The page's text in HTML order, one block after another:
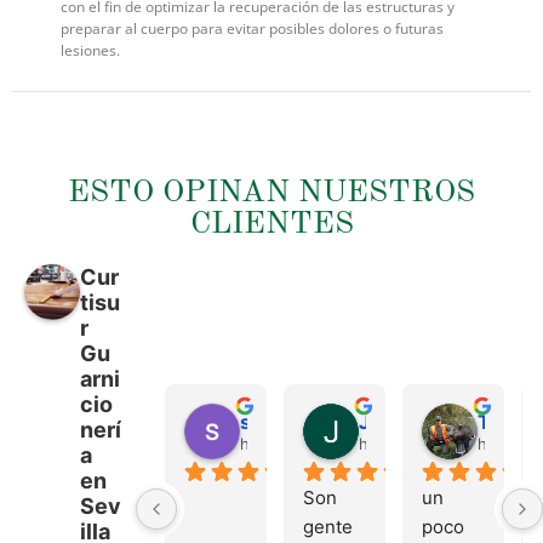
con el fin de optimizar la recuperación de las estructuras y
preparar al cuerpo para evitar posibles dolores o futuras
lesiones.
ESTO OPINAN NUESTROS
CLIENTES
Cur
tisu
r
Gu
arni
cio
nerí
a
en
Sev
illa
hace 4 meses hace 4 meses
Son
gente
hace 4
un
poco